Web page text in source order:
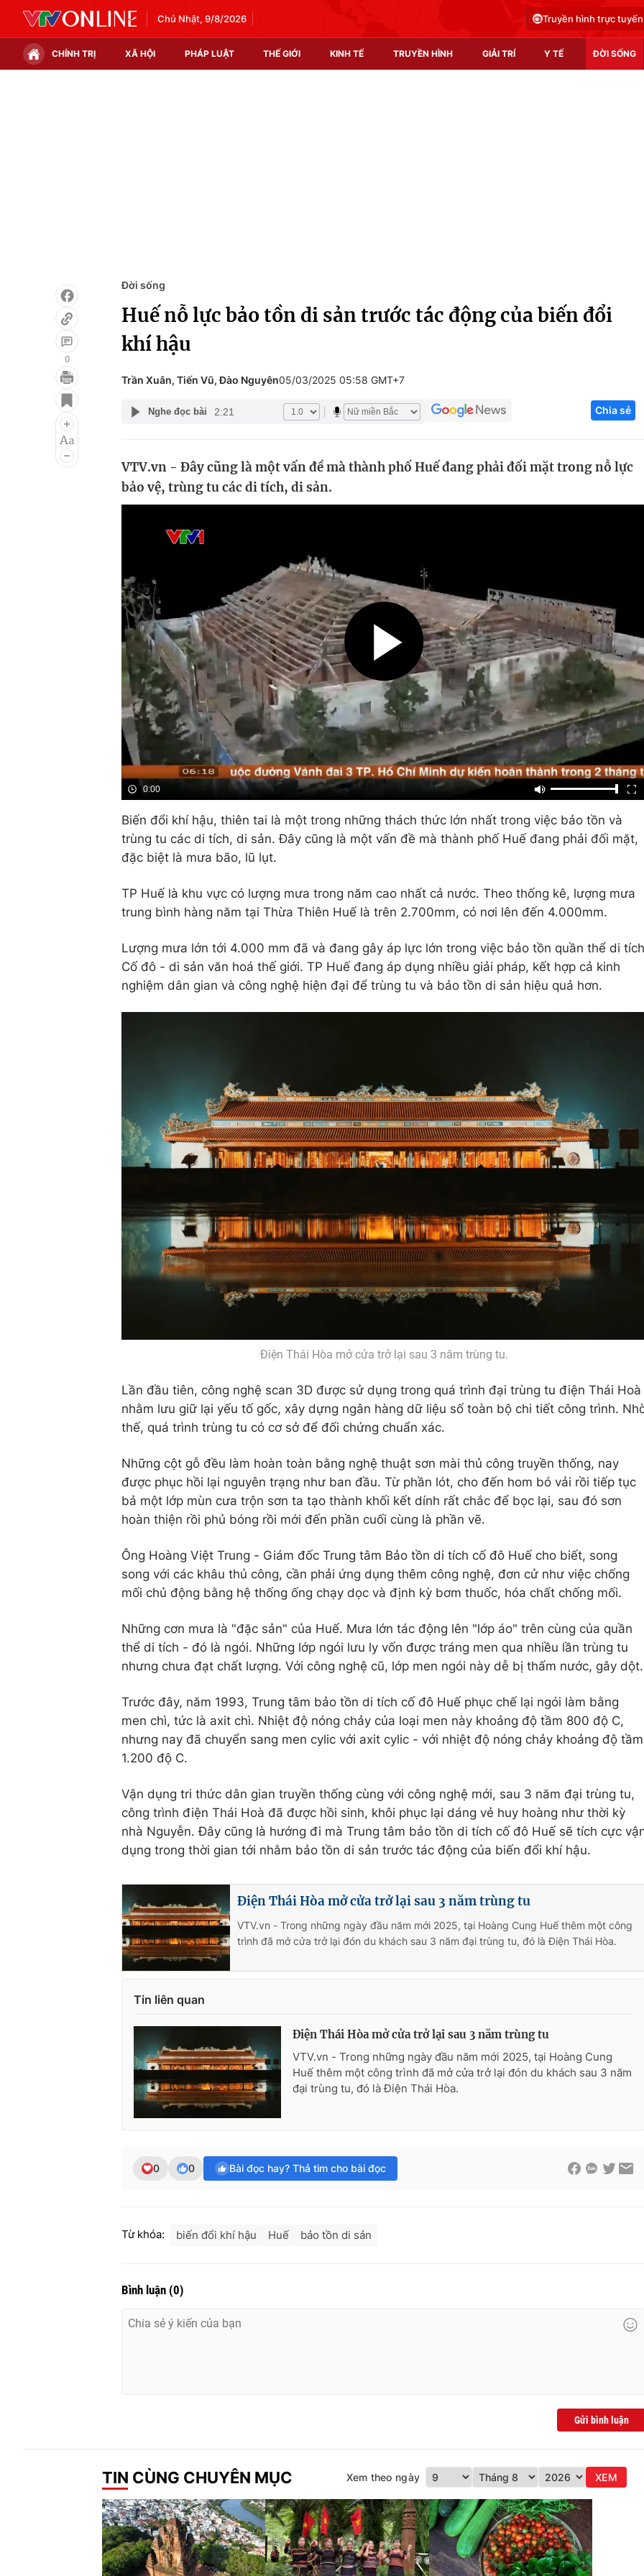
Chủ Nhật, 9/8/2026 Truyền hình trực tuyến
CHÍNH TRỊ XÃ HỘI PHÁP LUẬT THẾ GIỚI KINH TẾ TRUYỀN HÌNH GIẢI TRÍ Y TẾ ĐỜI SỐNG
Infographic
Điện ảnh
Âm nhạc
Du lịch
Chất lượng cuộc sống
Tuyển sinh
Hitech Công
Thị trường
Tư vấn
0
Đời sống
Huế nỗ lực bảo tồn di sản trước tác động của biến đổi
khí hậu
Trần Xuân, Tiến Vũ, Đào Nguyên05/03/2025 05:58 GMT+7
Nghe đọc bài 2:21 Chia sẻ
VTV.vn - Đây cũng là một vấn đề mà thành phố Huế đang phải đối mặt trong nỗ lực
bảo vệ, trùng tu các di tích, di sản.
0:00
Biến đổi khí hậu, thiên tai là một trong những thách thức lớn nhất trong việc bảo tồn và
trùng tu các di tích, di sản. Đây cũng là một vấn đề mà thành phố Huế đang phải đối mặt,
đặc biệt là mưa bão, lũ lụt.
TP Huế là khu vực có lượng mưa trong năm cao nhất cả nước. Theo thống kê, lượng mưa
trung bình hàng năm tại Thừa Thiên Huế là trên 2.700mm, có nơi lên đến 4.000mm.
Lượng mưa lớn tới 4.000 mm đã và đang gây áp lực lớn trong việc bảo tồn quần thể di tích
Cố đô - di sản văn hoá thế giới. TP Huế đang áp dụng nhiều giải pháp, kết hợp cả kinh
nghiệm dân gian và công nghệ hiện đại để trùng tu và bảo tồn di sản hiệu quả hơn.
Điện Thái Hòa mở cửa trở lại sau 3 năm trùng tu.
Lần đầu tiên, công nghệ scan 3D được sử dụng trong quá trình đại trùng tu điện Thái Hoà
nhằm lưu giữ lại yếu tố gốc, xây dựng ngân hàng dữ liệu số toàn bộ chi tiết công trình.
thế, quá trình trùng tu có cơ sở để đối chứng chuẩn xác.
Những cột gỗ đều làm hoàn toàn bằng nghệ thuật sơn mài thủ công truyền thống, nay
được phục hồi lại nguyên trạng như ban đầu. Từ phần lót, cho đến hom bó vải rồi tiếp tục
bả một lớp mùn cưa trộn sơn ta tạo thành khối kết dính rất chắc để bọc lại, sau đó sơn
hoàn thiện rồi phủ bóng rồi mới đến phần cuối cùng là phần vẽ.
Ông Hoàng Việt Trung - Giám đốc Trung tâm Bảo tồn di tích cố đô Huế cho biết, song
song với các khâu thủ công, cần phải ứng dụng thêm công nghệ, đơn cử như việc chống
mối chủ động bằng hệ thống ống chạy dọc và định kỳ bơm thuốc, hóa chất chống mối.
Những cơn mưa là "đặc sản" của Huế. Mưa lớn tác động lên "lớp áo" trên cùng của quần
thể di tích - đó là ngói. Những lớp ngói lưu ly vốn được tráng men qua nhiều lần trùng tu
nhưng chưa đạt chất lượng. Với công nghệ cũ, lớp men ngói này dễ bị thấm nước, gây dột.
Trước đây, năm 1993, Trung tâm bảo tồn di tích cố đô Huế phục chế lại ngói làm bằng
men chì, tức là axit chì. Nhiệt độ nóng chảy của loại men này khoảng độ tầm 800 độ C,
nhưng nay đã chuyển sang men cylic với axit cylic - với nhiệt độ nóng chảy khoảng độ tầm
1.200 độ C.
Vận dụng tri thức dân gian truyền thống cùng với công nghệ mới, sau 3 năm đại trùng tu,
công trình điện Thái Hoà đã được hồi sinh, khôi phục lại dáng vẻ huy hoàng như thời kỳ
nhà Nguyễn. Đây cũng là hướng đi mà Trung tâm bảo tồn di tích cố đô Huế sẽ tích cực
dụng trong thời gian tới nhằm bảo tồn di sản trước tác động của biến đổi khí hậu.
Điện Thái Hòa mở cửa trở lại sau 3 năm trùng tu
VTV.vn - Trong những ngày đầu năm mới 2025, tại Hoàng Cung Huế thêm một công
trình đã mở cửa trở lại đón du khách sau 3 năm đại trùng tu, đó là Điện Thái Hòa.
Tin liên quan
Điện Thái Hòa mở cửa trở lại sau 3 năm trùng tu
VTV.vn - Trong những ngày đầu năm mới 2025, tại Hoàng Cung
Huế thêm một công trình đã mở cửa trở lại đón du khách sau 3 năm
đại trùng tu, đó là Điện Thái Hòa.
0 0 Bài đọc hay? Thả tim cho bài đọc
Từ khóa: biến đổi khí hậu Huế bảo tồn di sản
Bình luận (0)
Gửi bình luận
TIN CÙNG CHUYÊN MỤC Xem theo ngày XEM